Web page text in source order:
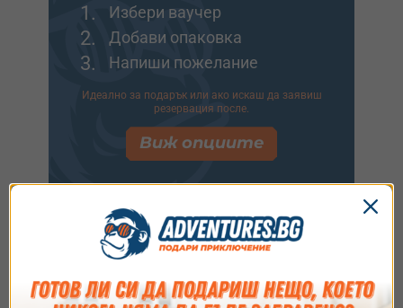
1. Избери ваучер
2. Добави опаковка
3. Напиши пожелание
Идеално за подарък или ако искаш да заявиш
резервация после.
Виж опциите
Купи и резервирай
1. Избери ваучер